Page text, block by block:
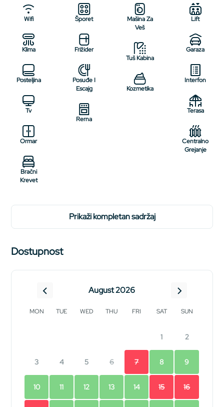
Wifi
Klima
Posteljina
Tv
Ormar
Bračni
Krevet
Šporet
Frižider
Posuđe I
Escajg
Rerna
Mašina Za
Veš
Tuš Kabina
Kozmetika
Lift
Garaza
Interfon
Terasa
Centralno
Grejanje
prikaži kompletan sadržaj
Dostupnost
August 2026
MON TUE WED THU FRI SAT SUN
1 2
3 4 5 6 7 8 9
10 11 12 13 14 15 16